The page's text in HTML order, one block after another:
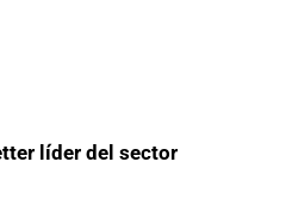
líder del sector